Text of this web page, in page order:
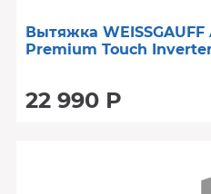
Вытяжка WEISSGAUFF
Premium Touch
22 990 Р